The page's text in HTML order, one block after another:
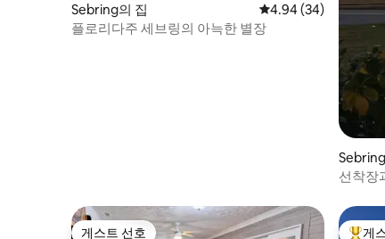
Sebring의 집 평점 4.94점(5점 만
4.94 (34)
플로리다주 세브링의 아늑한 별장
선착장
게스트 선호 게